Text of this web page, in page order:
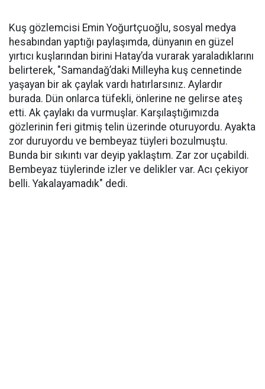
Kuş gözlemcisi Emin Yoğurtçuoğlu, sosyal medya
hesabından yaptığı paylaşımda, dünyanın en güzel
yırtıcı kuşlarından birini Hatay’da vurarak yaraladıklarını
belirterek, "Samandağ’daki Milleyha kuş cennetinde
yaşayan bir ak çaylak vardı hatırlarsınız. Aylardır
burada. Dün onlarca tüfekli, önlerine ne gelirse ateş
etti. Ak çaylakı da vurmuşlar. Karşılaştığımızda
gözlerinin feri gitmiş telin üzerinde oturuyordu. Ayakta
zor duruyordu ve bembeyaz tüyleri bozulmuştu.
Bunda bir sıkıntı var deyip yaklaştım. Zar zor uçabildi.
Bembeyaz tüylerinde izler ve delikler var. Acı çekiyor
belli. Yakalayamadık" dedi.